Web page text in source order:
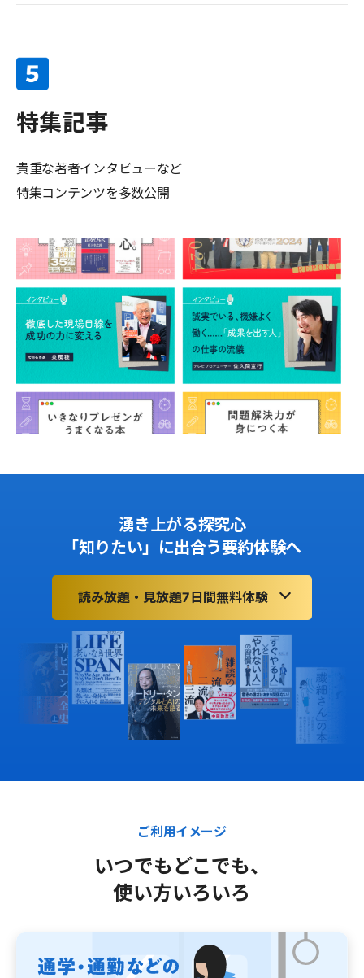
特集記事
貴重な著者インタビューなど
特集コンテンツを多数公開
湧き上がる探究心
「知りたい」に出合う要約体験へ
読み放題・見放題7日間無料体験
ご利用イメージ
いつでもどこでも、
使い方いろいろ